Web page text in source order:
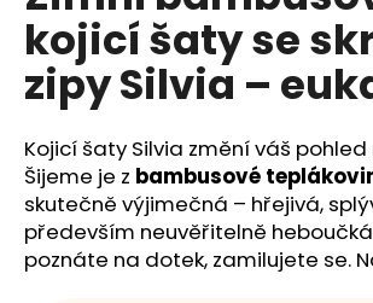
0,0
5
hvězdiček.
kojicí šaty se
zipy Silvia –
Kojicí šaty Silvia změní váš
Šijeme je z bambusové
skutečně výjimečná – hřejivá,
především neuvěřitelně
poznáte na dotek, zamilujete se.
u
j
e
m
e